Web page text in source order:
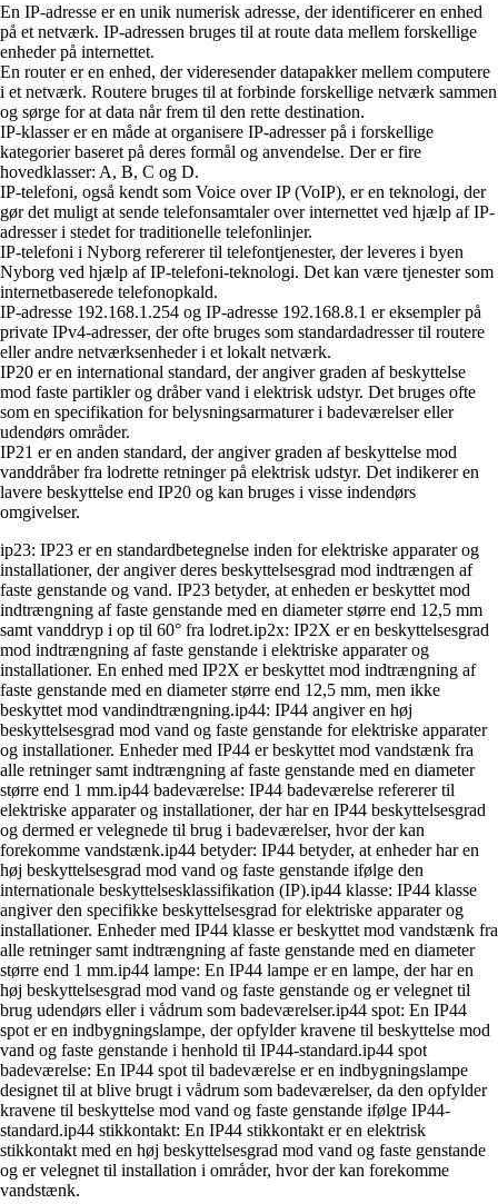
En IP-adresse er en unik numerisk adresse, der identificerer en enhed
på et netværk. IP-adressen bruges til at route data mellem forskellige
enheder på internettet.
En router er en enhed, der videresender datapakker mellem computere
i et netværk. Routere bruges til at forbinde forskellige netværk sammen
og sørge for at data når frem til den rette destination.
IP-klasser er en måde at organisere IP-adresser på i forskellige
kategorier baseret på deres formål og anvendelse. Der er fire
hovedklasser: A, B, C og D.
IP-telefoni, også kendt som Voice over IP (VoIP), er en teknologi, der
gør det muligt at sende telefonsamtaler over internettet ved hjælp af IP-
adresser i stedet for traditionelle telefonlinjer.
IP-telefoni i Nyborg refererer til telefontjenester, der leveres i byen
Nyborg ved hjælp af IP-telefoni-teknologi. Det kan være tjenester som
internetbaserede telefonopkald.
IP-adresse 192.168.1.254 og IP-adresse 192.168.8.1 er eksempler på
private IPv4-adresser, der ofte bruges som standardadresser til routere
eller andre netværksenheder i et lokalt netværk.
IP20 er en international standard, der angiver graden af beskyttelse
mod faste partikler og dråber vand i elektrisk udstyr. Det bruges ofte
som en specifikation for belysningsarmaturer i badeværelser eller
udendørs områder.
IP21 er en anden standard, der angiver graden af beskyttelse mod
vanddråber fra lodrette retninger på elektrisk udstyr. Det indikerer en
lavere beskyttelse end IP20 og kan bruges i visse indendørs
omgivelser.
ip23: IP23 er en standardbetegnelse inden for elektriske apparater og
installationer, der angiver deres beskyttelsesgrad mod indtrængen af
faste genstande og vand. IP23 betyder, at enheden er beskyttet mod
indtrængning af faste genstande med en diameter større end 12,5 mm
samt vanddryp i op til 60° fra lodret.ip2x: IP2X er en beskyttelsesgrad
mod indtrængning af faste genstande i elektriske apparater og
installationer. En enhed med IP2X er beskyttet mod indtrængning af
faste genstande med en diameter større end 12,5 mm, men ikke
beskyttet mod vandindtrængning.ip44: IP44 angiver en høj
beskyttelsesgrad mod vand og faste genstande for elektriske apparater
og installationer. Enheder med IP44 er beskyttet mod vandstænk fra
alle retninger samt indtrængning af faste genstande med en diameter
større end 1 mm.ip44 badeværelse: IP44 badeværelse refererer til
elektriske apparater og installationer, der har en IP44 beskyttelsesgrad
og dermed er velegnede til brug i badeværelser, hvor der kan
forekomme vandstænk.ip44 betyder: IP44 betyder, at enheder har en
høj beskyttelsesgrad mod vand og faste genstande ifølge den
internationale beskyttelsesklassifikation (IP).ip44 klasse: IP44 klasse
angiver den specifikke beskyttelsesgrad for elektriske apparater og
installationer. Enheder med IP44 klasse er beskyttet mod vandstænk fra
alle retninger samt indtrængning af faste genstande med en diameter
større end 1 mm.ip44 lampe: En IP44 lampe er en lampe, der har en
høj beskyttelsesgrad mod vand og faste genstande og er velegnet til
brug udendørs eller i vådrum som badeværelser.ip44 spot: En IP44
spot er en indbygningslampe, der opfylder kravene til beskyttelse mod
vand og faste genstande i henhold til IP44-standard.ip44 spot
badeværelse: En IP44 spot til badeværelse er en indbygningslampe
designet til at blive brugt i vådrum som badeværelser, da den opfylder
kravene til beskyttelse mod vand og faste genstande ifølge IP44-
standard.ip44 stikkontakt: En IP44 stikkontakt er en elektrisk
stikkontakt med en høj beskyttelsesgrad mod vand og faste genstande
og er velegnet til installation i områder, hvor der kan forekomme
vandstænk.